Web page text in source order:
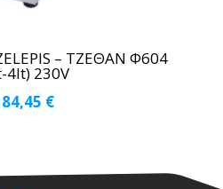
– ΤΖΕΘΑΝ Φ604
4lt) 230V
€